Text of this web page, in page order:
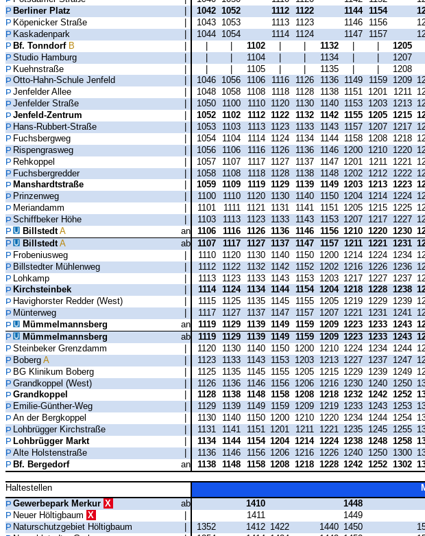
Berliner Platz
1042 1052 1112 1122 1144 1154
Köpenicker Straße
1043 1053 1113 1123 1146 1156
Kaskadenpark
1044 1054 1114 1124 1147 1157
Bf. TonndorfB | | | 1102 | | 1132 | | 1205
Studio Hamburg
| | | 1104 | | 1134 | | 1207
Kuehnstraße
| | | 1105 | | 1135 | | 1208
Otto-Hahn-Schule Jenfeld
1046 1056 1106 1116 1126 1136 1149 1159 1209
Jenfelder Allee
1048 1058 1108 1118 1128 1138 1151 1201 1211
Jenfelder Straße
1050 1100 1110 1120 1130 1140 1153 1203 1213
Jenfeld-Zentrum
1052 1102 1112 1122 1132 1142 1155 1205 1215
Hans-Rubbert-Straße
1053 1103 1113 1123 1133 1143 1157 1207 1217
Fuchsbergweg
1054 1104 1114 1124 1134 1144 1158 1208 1218
Rispengrasweg
| 1056 1106 1116 1126 1136 1146 1200 1210 1220
Rehkoppel
| 1057 1107 1117 1127 1137 1147 1201 1211 1221
Fuchsbergredder
| 1058 1108 1118 1128 1138 1148 1202 1212 1222
Manshardtstraße
1059 1109 1119 1129 1139 1149 1203 1213 1223
Prinzenweg
1100 1110 1120 1130 1140 1150 1204 1214 1224
Meriandamm
1101 1111 1121 1131 1141 1151 1205 1215 1225
Schiffbeker Höhe
1103 1113 1123 1133 1143 1153 1207 1217 1227
BillstedtA an 1106 1116 1126 1136 1146 1156 1210 1220 1230
Billstedt A ab 1107 1117 1127 1137 1147 1157 1211 1221 1231
Frobeniusweg
1110 1120 1130 1140 1150 1200 1214 1224 1234
Billstedter Mühlenweg
| 1112 1122 1132 1142 1152 1202 1216 1226 1236
Lohkamp
| 1113 1123 1133 1143 1153 1203 1217 1227 1237
Kirchsteinbek
1114 1124 1134 1144 1154 1204 1218 1228 1238
Havighorster Redder (West)
1115 1125 1135 1145 1155 1205 1219 1229 1239
Münterweg
1117 1127 1137 1147 1157 1207 1221 1231 1241
Mümmelmannsberg
an 1119 1129 1139 1149 1159 1209 1223 1233 1243
Mümmelmannsberg
ab 1119 1129 1139 1149 1159 1209 1223 1233 1243
Steinbeker Grenzdamm
1120 1130 1140 1150 1200 1210 1224 1234 1244
BobergA 1123 1133 1143 1153 1203 1213 1227 1237 1247
BG Klinikum Boberg
| 1125 1135 1145 1155 1205 1215 1229 1239 1249
Grandkoppel (West)
| 1126 1136 1146 1156 1206 1216 1230 1240 1250
Grandkoppel
1128 1138 1148 1158 1208 1218 1232 1242 1252
Emilie-Günther-Weg
1129 1139 1149 1159 1209 1219 1233 1243 1253
An der Bergkoppel
1130 1140 1150 1200 1210 1220 1234 1244 1254
Lohbrügger Kirchstraße
1131 1141 1151 1201 1211 1221 1235 1245 1255
Lohbrügger Markt
1134 1144 1154 1204 1214 1224 1238 1248 1258
Alte Holstenstraße
1136 1146 1156 1206 1216 1226 1240 1250 1300
Bf. Bergedorf
an 1138 1148 1158 1208 1218 1228 1242 1252 1302
Haltestellen
Gewerbepark Merkur X ab 1410 1448
Neuer Höltigbaum X 1411 1449
Naturschutzgebiet Höltigbaum
1352 1412 1422 1440 1450